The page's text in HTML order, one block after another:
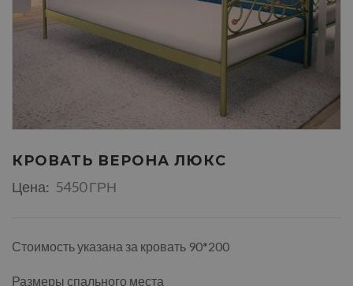
КРОВАТЬ ВЕРОНА ЛЮКС
Цена: 5450 ГРН
Стоимость указана за кровать 90*200
Размеры спального места